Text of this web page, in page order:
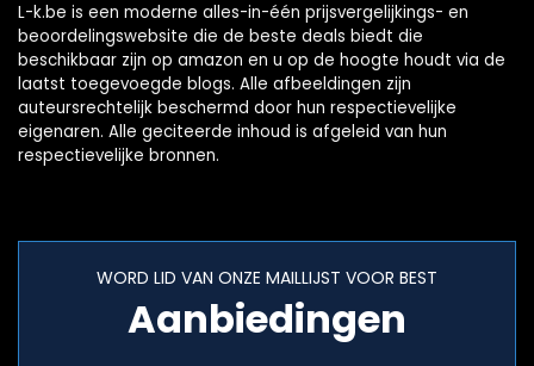
L-k.be is een moderne alles-in-één prijsvergelijkings- en
beoordelingswebsite die de beste deals biedt die
beschikbaar zijn op amazon en u op de hoogte houdt via de
laatst toegevoegde blogs. Alle afbeeldingen zijn
auteursrechtelijk beschermd door hun respectievelijke
eigenaren. Alle geciteerde inhoud is afgeleid van hun
respectievelijke bronnen.
WORD LID VAN ONZE MAILLIJST VOOR BEST
Aanbiedingen